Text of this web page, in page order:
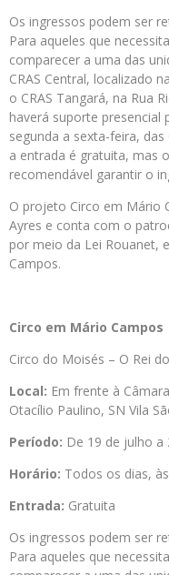
Os ingressos podem ser
Para aqueles que
comparecer a uma das
CRAS Central, localizado na
o CRAS Tangará, na Rua
haverá suporte presencial
segunda a sexta-feira,
a entrada é gratuita, mas
recomendável garantir o
O projeto Circo em Mário
Ayres e conta com o
por meio da Lei Rouanet,
Campos.
Circo em Mário Campos
Circo do Moisés – O Rei
Local: Em frente à
Otacílio Paulino, SN Vila
Período: De 19 de julho a
Horário: Todos os dias,
Entrada: Gratuita
Os ingressos podem ser
Para aqueles que